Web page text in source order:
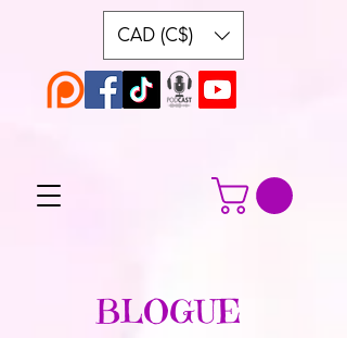
CAD (C$)
BLOGUE